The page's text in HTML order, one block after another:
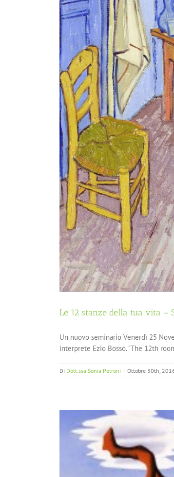
Le 12 stanze della tua vita –
Un nuovo seminario Venerdì 25
interprete Ezio Bosso. "The 12th
Di Dott.ssa Sonia Petroni | Ottobre 30th,